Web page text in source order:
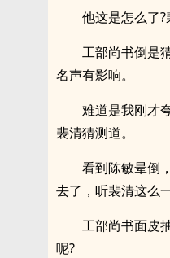
他这是怎么了
工部尚书倒是
名声有影响。
难道是我刚才
裴清猜测道。
看到陈敏晕倒
去了，听裴清这么
工部尚书面皮
呢?